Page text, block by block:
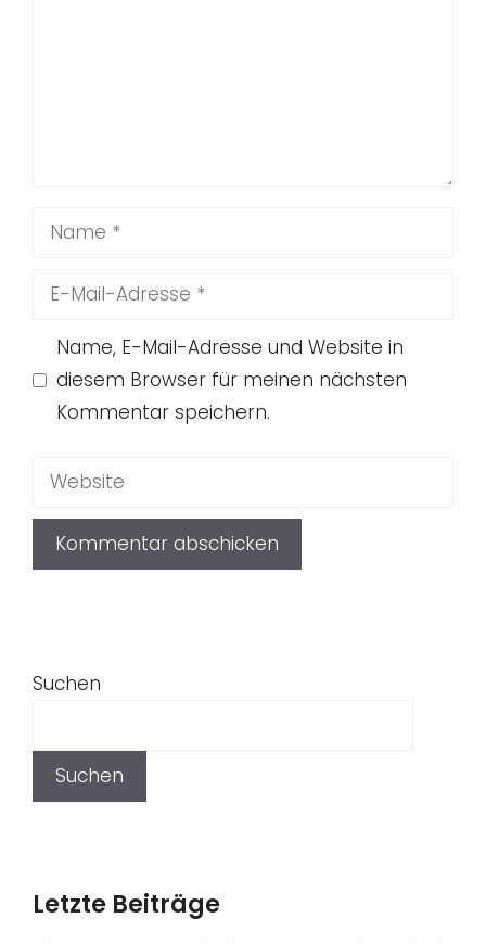
Name
E-
Adresse
Name, E-Mail-Adresse und Website in
diesem Browser für meinen nächsten
Kommentar speichern.
Website
Suchen
Suchen
Letzte Beiträge